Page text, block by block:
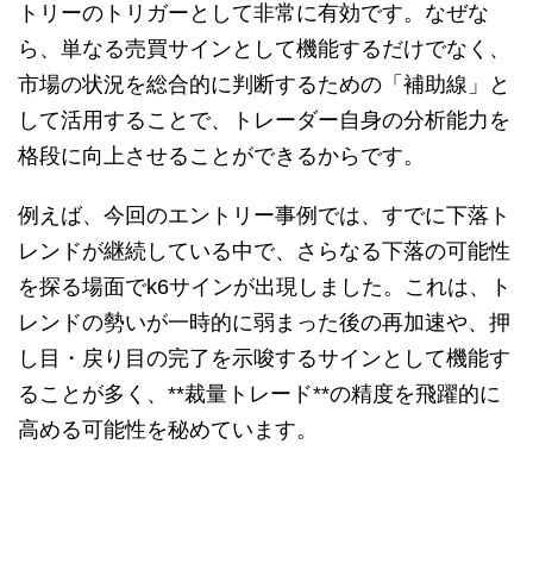
トリーのトリガーとして非常に有効です。なぜな
ら、単なる売買サインとして機能するだけでなく、
市場の状況を総合的に判断するための「補助線」と
して活用することで、トレーダー自身の分析能力を
格段に向上させることができるからです。
例えば、今回のエントリー事例では、すでに下落ト
レンドが継続している中で、さらなる下落の可能性
を探る場面でk6サインが出現しました。これは、ト
レンドの勢いが一時的に弱まった後の再加速や、押
し目・戻り目の完了を示唆するサインとして機能す
ることが多く、**裁量トレード**の精度を飛躍的に
高める可能性を秘めています。